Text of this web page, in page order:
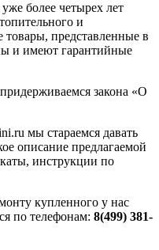
более четырех лет
и
товары, представленные в
и имеют гарантийные
закона «О
мы стараемся давать
описание предлагаемой
инструкции по
купленного у нас
по телефонам: 8(499) 381-